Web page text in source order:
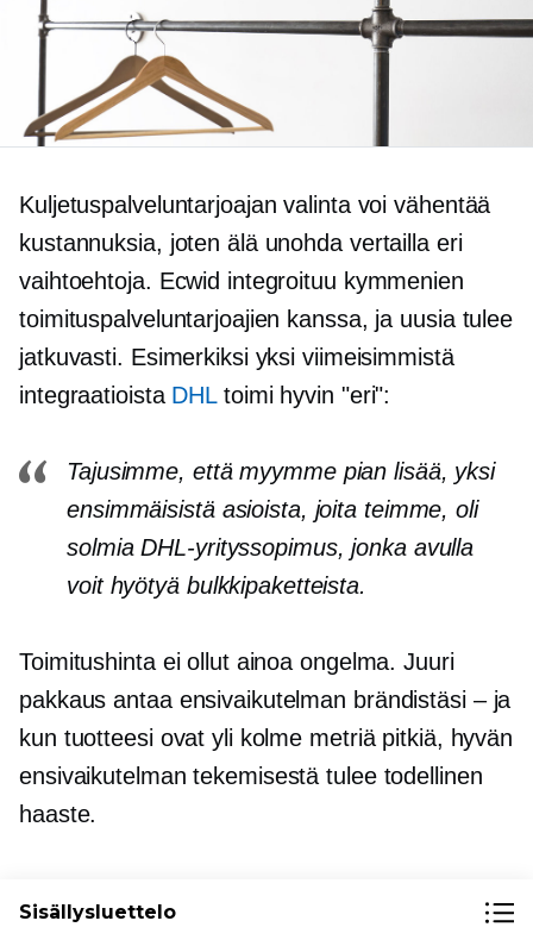
Kuljetuspalveluntarjoajan valinta voi vähentää
kustannuksia, joten älä unohda vertailla eri
vaihtoehtoja. Ecwid integroituu kymmenien
toimituspalveluntarjoajien kanssa, ja uusia tulee
jatkuvasti. Esimerkiksi yksi viimeisimmistä
integraatioista DHLtoimi hyvin "eri":
Tajusimme, että myymme pian lisää, yksi
ensimmäisistä asioista, joita teimme, oli
solmia DHL-yrityssopimus, jonka avulla
voit hyötyä bulkkipaketteista.
Toimitushinta ei ollut ainoa ongelma. Juuri
pakkaus antaa ensivaikutelman brändistäsi – ja
kun tuotteesi ovat yli kolme metriä pitkiä, hyvän
ensivaikutelman tekemisestä tulee todellinen
haaste.
painon. Ja koska kaikki tuotteet ovat erilaisia,
Sisällysluettelo